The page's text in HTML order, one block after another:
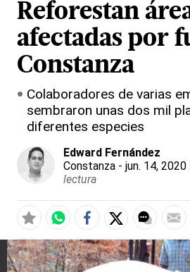
Reforestan
afectadas por
Constanza
Colaboradores de varias
sembraron unas dos mil
diferentes especies
Edward Fernández
Constanza - jun. 14, 2020
lectura